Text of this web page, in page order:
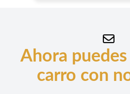
Ahora
carro con